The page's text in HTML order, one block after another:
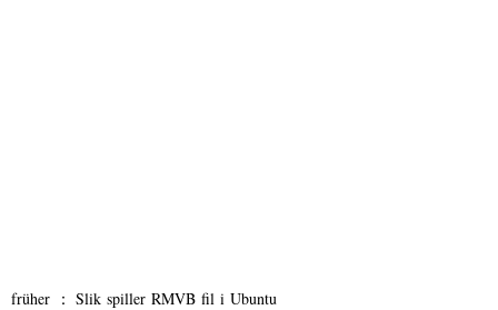
früher ： Slik spiller RMVB fil i Ubuntu